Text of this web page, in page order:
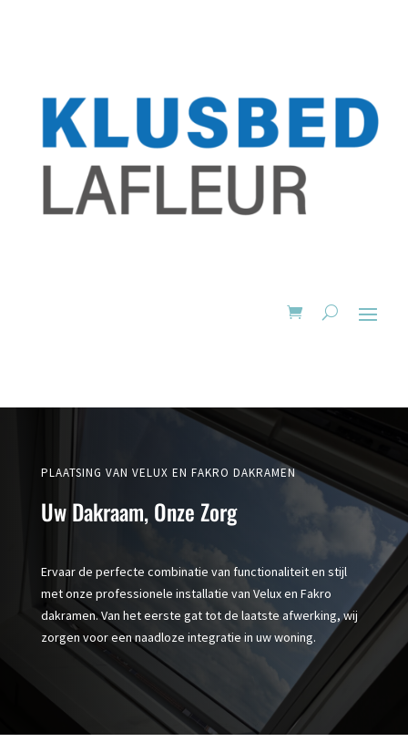
PLAATSING VAN VELUX EN FAKRO DAKRAMEN
Uw Dakraam, Onze Zorg
Ervaar de perfecte combinatie van functionaliteit en stijl
met onze professionele installatie van Velux en Fakro
dakramen. Van het eerste gat tot de laatste afwerking, wij
zorgen voor een naadloze integratie in uw woning.